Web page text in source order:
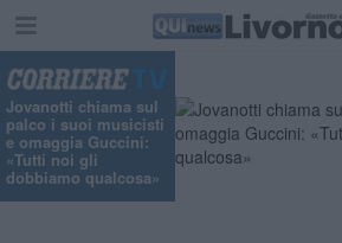
Jovanotti chiama sul
palco i suoi musicisti
e omaggia Guccini:
«Tutti noi gli
dobbiamo qualcosa»